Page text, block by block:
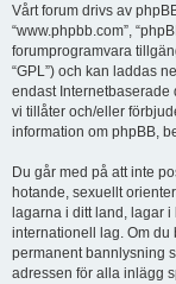
Vårt forum drivs av
“www.phpbb.com”,
forumprogramvara
“GPL”) och kan laddas
endast Internetbaserade
vi tillåter och/eller
information om phpBB,
Du går med på att inte
hotande, sexuellt
lagarna i ditt land, lagar i
internationell lag. Om du
permanent bannlysning
adressen för alla inlägg